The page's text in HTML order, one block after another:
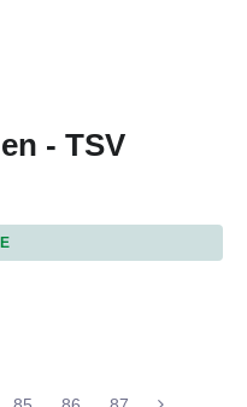
- TSV